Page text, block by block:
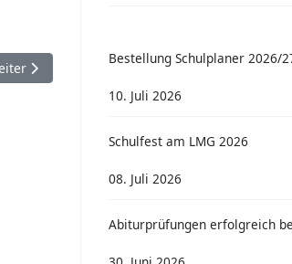
Beitrag: Schach-AG:
Bestellung Schulplaner 2026/
10. Juli 2026
Schulfest am LMG 2026
08. Juli 2026
Abiturprüfungen erfolgreich